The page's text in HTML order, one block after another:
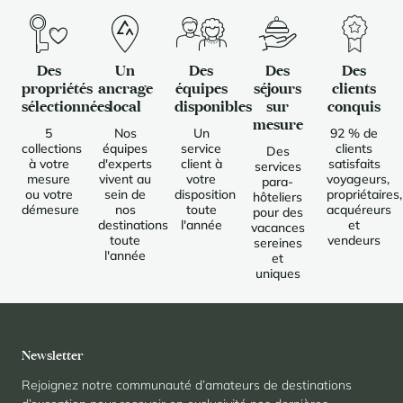
Votre séjour au coeur de la station
Notre sélection pour profiter pleinement de l'animation et
Saint-Martin-de-Belleville
Serre Chevalier
Tignes
Val Thorens
Le Kandahar
Résidence exclusive à Val d'Isère
En savoir plus
montagne vivante, attractive à l’année et génératrice de nouveaux
usages.
Inspirations séjours
L’été, nouvelle saison du bien-être en montagne
dynamique l’été, avec une progression de la fréquentation, une saison
marqué des pratiques hors ski.
Inspirations séjours
Des
propriétés
sélectionnées
5
collections
à votre
mesure
ou votre
démesure
Un
ancrage
local
Nos
équipes
d'experts
vivent au
sein de
nos
destinations
toute
l'année
Des
équipes
disponibles
Un
service
client à
votre
disposition
toute
l'année
Des
séjours
sur
mesure
Des
services
para-
hôteliers
pour des
vacances
sereines
et
uniques
Des
clients
conquis
92 % de
clients
satisfaits
voyageurs,
propriétaires,
acquéreurs
et
vendeurs
Newsletter
Rejoignez notre communauté d’amateurs de destinations